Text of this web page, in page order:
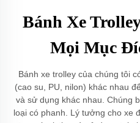
Bánh Xe
Mọi Mục
Bánh xe trolley của chúng tôi
(cao su, PU, nilon) khác nhau
và sử dụng khác nhau. Chúng
loại có phanh. Lý tưởng cho xe